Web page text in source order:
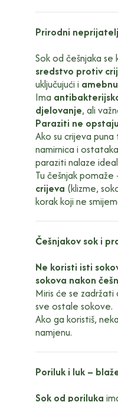
Prirodni
Sok od češnjaka se
sredstvo protiv
uključujući i
Ima
djelovanje, ali
Paraziti ne
Ako su crijeva
namirnica i
paraziti nalaze
Tu češnjak pomaže
crijeva (klizme,
korak koji ne
Češnjakov sok i
Ne koristi isti
sokova nakon
Miris će se
sve ostale sokove.
Ako ga koristiš,
namjenu.
Poriluk i luk –
Sok od poriluka